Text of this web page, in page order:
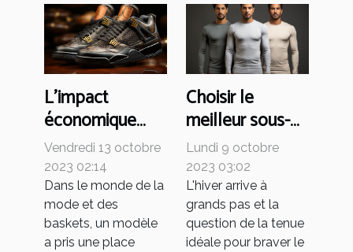
L'impact
économique
mondial du
succès des Air
Jordan 4
Vendredi 13 octobre
2023 02:14
Dans le monde de la
mode et des
baskets, un modèle
a pris une place
Choisir le
meilleur sous-
pull pour l'hiver :
critères et
conseils
Lundi 9 octobre
2023 03:02
L'hiver arrive à
grands pas et la
question de la tenue
idéale pour braver le